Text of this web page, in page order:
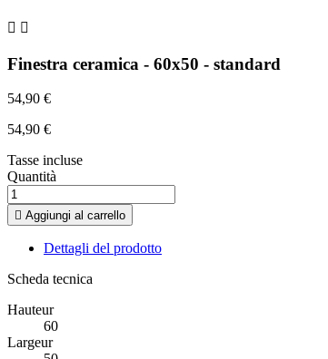
 
Finestra ceramica - 60x50 - standard
54,90 €
54,90 €
Tasse incluse
Quantità
 Aggiungi al carrello
Dettagli del prodotto
Scheda tecnica
Hauteur
60
Largeur